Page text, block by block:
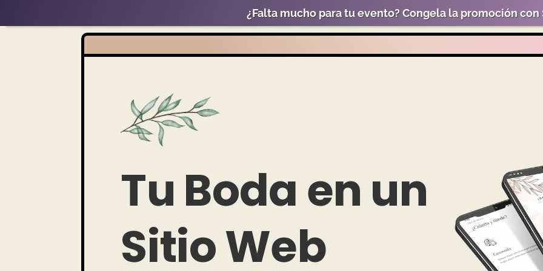
Tu Boda en un
Sitio Web
¿Falta mucho para tu evento? Congela la promoción con